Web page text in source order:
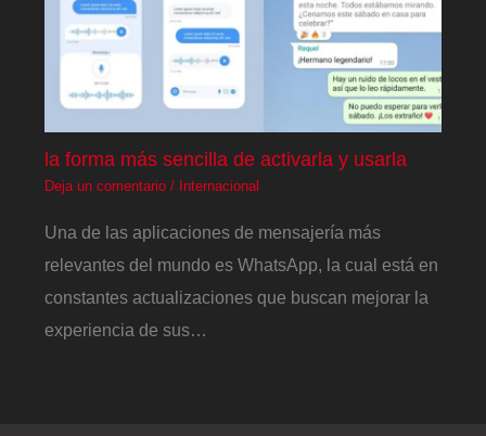
la forma más sencilla de activarla y usarla
Deja un comentario / Internacional
Una de las aplicaciones de mensajería más
relevantes del mundo es WhatsApp, la cual está en
constantes actualizaciones que buscan mejorar la
experiencia de sus…